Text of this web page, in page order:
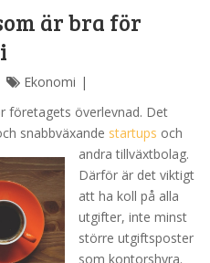
är bra för
Ekonomi
företagets överlevnad. Det
snabbväxande startups och
andra tillväxtbolag.
Därför är det viktigt
att ha koll på alla
utgifter, inte minst
större utgiftsposter
som kontorshyra.